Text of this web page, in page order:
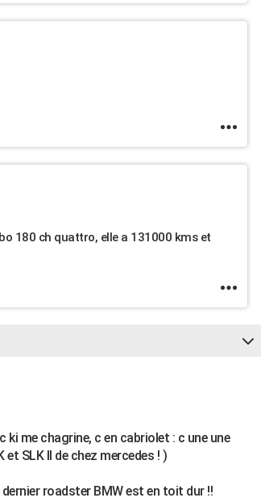
180 ch quattro, elle a 131000 kms et
me chagrine, c en cabriolet : c une une
SLK II de chez mercedes ! )
roadster BMW est en toit dur !!